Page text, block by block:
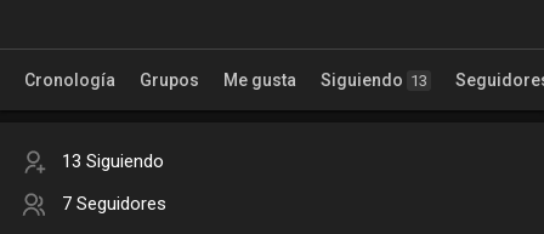
Cronología Grupos Me gusta Siguiendo 13
13 Siguiendo
7 Seguidores